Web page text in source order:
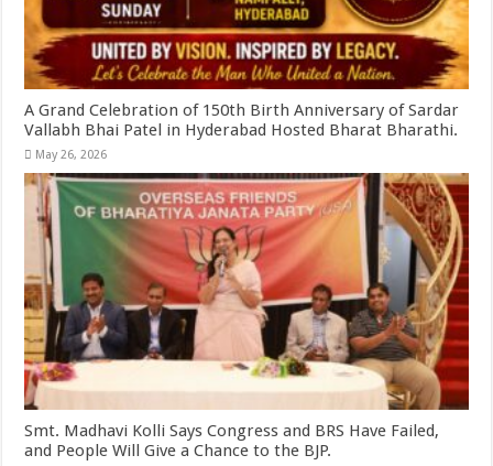
A Grand Celebration of 150th Birth Anniversary of Sardar
Vallabh Bhai Patel in Hyderabad Hosted Bharat Bharathi.
May 26, 2026
Smt. Madhavi Kolli Says Congress and BRS Have Failed,
and People Will Give a Chance to the BJP.